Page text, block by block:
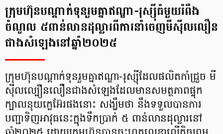
ក្រុមហ៊ុនបណ្តាក់ទុនរួមគ្នាឥណ្ឌា-រុស្ស៊ីធំមួយរំពឹង
ចំណូល ៥ពាន់លានដុល្លារពីការនាំចេញមីស៊ីលលឿន
ជាងសំឡេងនៅឆ្នាំ២០២៥
ក្រុមហ៊ុនបណ្តាក់ទុនរួមគ្នាឥណ្ឌា-រុស្ស៊ីដែលផលិតកាំជ្រួច មី
ស៊ីលល្បឿនលឿនជាងសំឡេងដែលមានសមត្ថភាពផ្ទុក
ក្បាលនុយក្លេអ៊ែរផងនោះ សង្ឃឹមថា នឹងទទួលបានការ
បញ្ជាទិញអាវុធនេះក្នុងទឹកប្រាក់ ៥ ពាន់លានដុល្លារនៅ